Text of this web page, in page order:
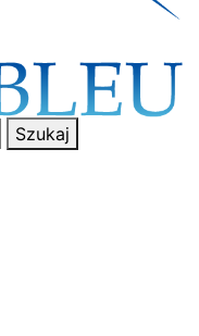
Szukaj